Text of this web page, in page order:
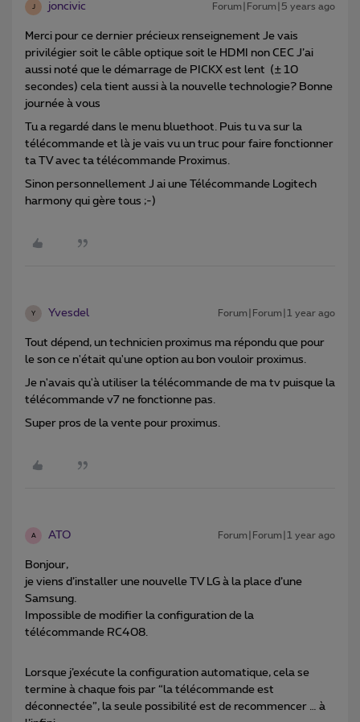
J joncivic Forum|Forum|5 years ago
Merci pour ce dernier précieux renseignement Je vais
privilégier soit le câble optique soit le HDMI non CEC J’ai
aussi noté que le démarrage de PICKX est lent (± 10
secondes) cela tient aussi à la nouvelle technologie? Bonne
journée à vous
Tu a regardé dans le menu bluethoot. Puis tu va sur la
télécommande et là je vais vu un truc pour faire fonctionner
ta TV avec ta télécommande Proximus.
Sinon personnellement J ai une Télécommande Logitech
harmony qui gère tous ;-)
Y Yvesdel Forum|Forum|1 year ago
Tout dépend, un technicien proximus ma répondu que pour
le son ce n'était qu'une option au bon vouloir proximus.
Je n'avais qu'à utiliser la télécommande de ma tv puisque la
télécommande v7 ne fonctionne pas.
Super pros de la vente pour proximus.
A ATO Forum|Forum|1 year ago
Bonjour,
je viens d’installer une nouvelle TV LG à la place d’une
Samsung.
Impossible de modifier la configuration de la
télécommande RC408.
Lorsque j’exécute la configuration automatique, cela se
termine à chaque fois par “la télécommande est
déconnectée”, la seule possibilité est de recommencer … à